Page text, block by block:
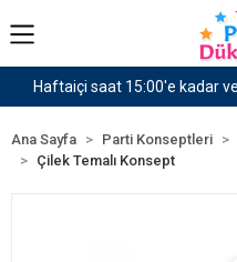
GÜN KARGO!
Ana Sayfa Parti Konseptleri
Çilek Temalı Konsept